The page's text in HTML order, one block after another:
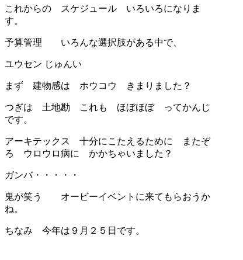
これからの スケジュール いろいろになりま
す。
予算管理 いろんな選択肢がある中で、
ユウセン じゅんい
まず 建物感は ホウコウ きまりました？
つぎは 土地勘 これも ほぼほぼ ってかんじ
です。
アーキテックス 十分にこたえるために またぞ
ろ ウロウロ病に かかちゃいました？
ガンバ・・・・・
鬼が笑う オービーイベントに来てもらおうか
ね。
ちなみ 今年は９月２５日です。